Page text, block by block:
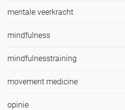
mentale veerkracht
mindfulness
mindfulnesstraining
movement medicine
opinie